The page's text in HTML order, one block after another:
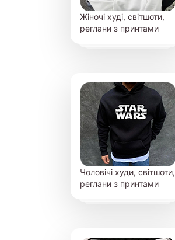
Жіночі худі, світшоти,
реглани з принтами
Чоловічі худи, світшоти,
реглани з принтами